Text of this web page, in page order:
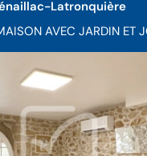
AVEC JARDIN ET
Latronquière